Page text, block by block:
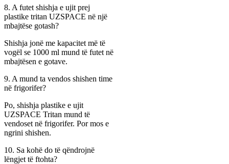
8. A futet shishja e ujit prej
plastike tritan UZSPACE në një
mbajtëse gotash?
Shishja jonë me kapacitet më të
vogël se 1000 ml mund të futet në
mbajtësen e gotave.
9. A mund ta vendos shishen time
në frigorifer?
Po, shishja plastike e ujit
UZSPACE Tritan mund të
vendoset në frigorifer. Por mos e
ngrini shishen.
10. Sa kohë do të qëndrojnë
lëngjet të ftohta?